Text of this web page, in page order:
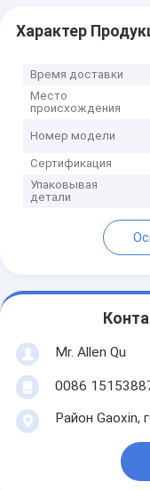
Характер
Время доставки
Место
происхождения
Номер модели
Сертификация
Упаковывая
детали
Mr. Allen Qu
0086
Район Gaoxin,